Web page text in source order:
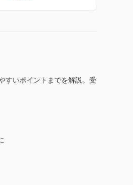
すいポイントまでを解説。受